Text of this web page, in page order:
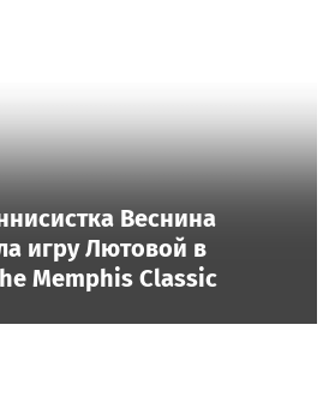
Веснина
игру Лютовой в
Memphis Classic